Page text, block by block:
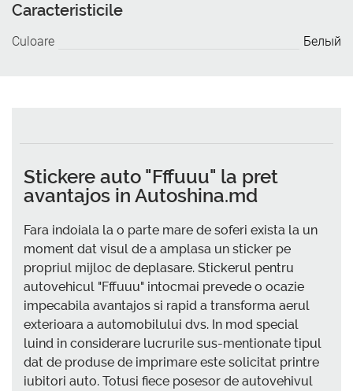
Caracteristicile
Culoare Белый
Stickere auto "Fffuuu" la pret
avantajos in Autoshina.md
Fara indoiala la o parte mare de soferi exista la un
moment dat visul de a amplasa un sticker pe
propriul mijloc de deplasare. Stickerul pentru
autovehicul "Fffuuu" intocmai prevede o ocazie
impecabila avantajos si rapid a transforma aerul
exterioara a automobilului dvs. In mod special
luind in considerare lucrurile sus-mentionate tipul
dat de produse de imprimare este solicitat printre
iubitori auto. Totusi fiece posesor de autovehivul